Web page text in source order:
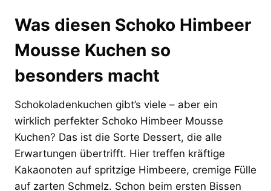
Was diesen Schoko Himbeer
Mousse Kuchen so
besonders macht
Schokoladenkuchen gibt’s viele – aber ein
wirklich perfekter Schoko Himbeer Mousse
Kuchen? Das ist die Sorte Dessert, die alle
Erwartungen übertrifft. Hier treffen kräftige
Kakaonoten auf spritzige Himbeere, cremige Fülle
auf zarten Schmelz. Schon beim ersten Bissen